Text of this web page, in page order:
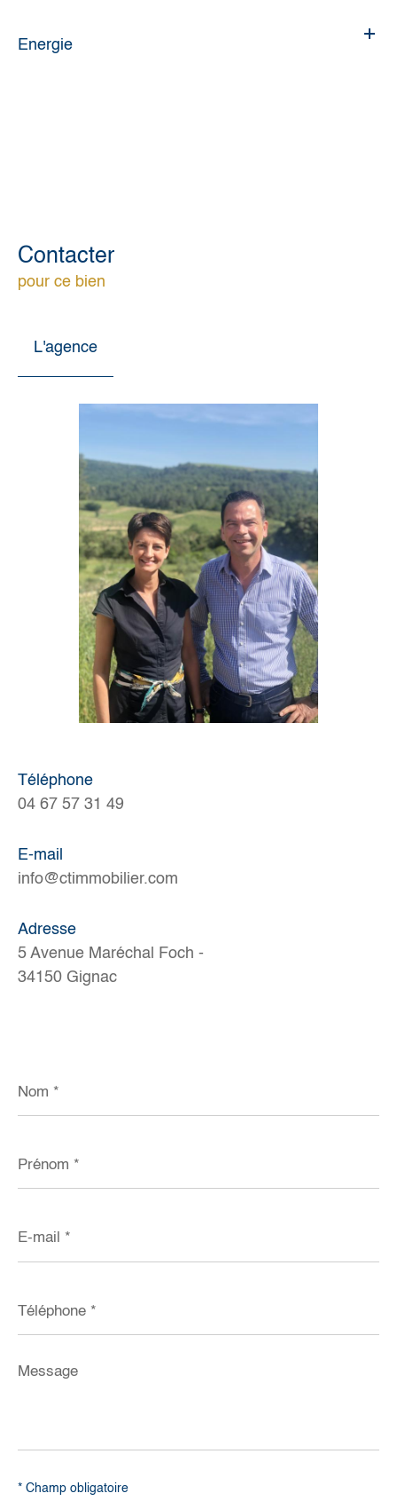
Energie
Contacter
pour ce bien
L'agence
Téléphone
04 67 57 31 49
E-mail
info@ctimmobilier.com
Adresse
5 Avenue Maréchal Foch -
34150 Gignac
*
*
mail
*
Message
* Champ obligatoire